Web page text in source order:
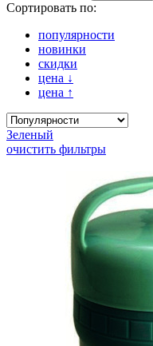
Сортировать по:
популярности
новинки
скидки
цена ↓
цена ↑
Зеленый
очистить фильтры